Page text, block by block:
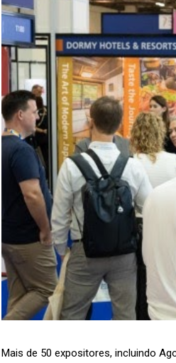
Mais de 50 expositores, incluindo